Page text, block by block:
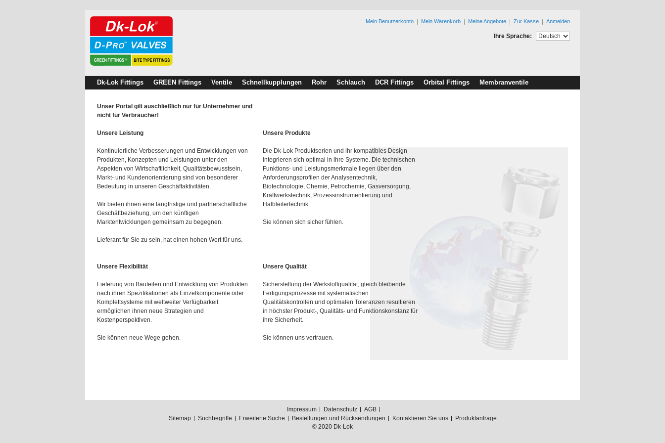
Mein Benutzerkonto Mein Warenkorb Meine Angebote Zur Kasse Anmelden
Ihre Sprache:
Dk-Lok Fittings GREEN Fittings Ventile Schnellkupplungen Rohr Schlauch DCR Fittings Orbital Fittings Membranventile
Unser Portal gilt auschließlich nur für Unternehmer und
nicht für Verbraucher!
Unsere Leistung
Kontinuierliche Verbesserungen und Entwicklungen von
Produkten, Konzepten und Leistungen unter den
Aspekten von Wirtschaftlichkeit, Qualitätsbewusstsein,
Markt- und Kundenorientierung sind von besonderer
Bedeutung in unseren Geschäftaktivitäten.
Wir bieten ihnen eine langfristige und partnerschaftliche
Geschäftbeziehung, um den künftigen
Marktentwicklungen gemeinsam zu begegnen.
Lieferant für Sie zu sein, hat einen hohen Wert für uns.
Unsere Produkte
Die Dk-Lok Produktserien und ihr kompatibles Design
integrieren sich optimal in ihre Systeme. Die technischen
Funktions- und Leistungsmerkmale liegen über den
Anforderungsprofilen der Analysentechnik,
Biotechnologie, Chemie, Petrochemie, Gasversorgung,
Kraftwerkstechnik, Prozessinstrumentierung und
Halbleitertechnik.
Sie können sich sicher fühlen.
Unsere Flexibilität
Lieferung von Bauteilen und Entwicklung von Produkten
nach ihren Spezifikationen als Einzelkomponente oder
Komplettsysteme mit weltweiter Verfügbarkeit
ermöglichen ihnen neue Strategien und
Kostenperspektiven.
Sie können neue Wege gehen.
Unsere Qualität
Sicherstellung der Werkstoffqualität, gleich bleibende
Fertigungsprozesse mit systematischen
Qualitätskontrollen und optimalen Toleranzen resultieren
in höchster Produkt-, Qualitäts- und Funktionskonstanz für
ihre Sicherheit.
Sie können uns vertrauen.
Impressum Datenschutz
AGB
Sitemap
Suchbegriffe Erweiterte Suche Bestellungen und Rücksendungen Kontaktieren Sie uns
Produktanfrage
© 2020 Dk-Lok